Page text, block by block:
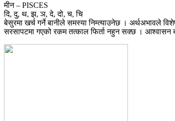
मीन – PISCES
दि, दु, थ, झ, ञ, दे, दो, च, चि
बेसुरमा खर्च गर्ने बानीले समस्या निम्त्याउनेछ । अर्थअभावले
सरसापटमा गएको रकम तत्काल फिर्ता नहुन सक्छ ।